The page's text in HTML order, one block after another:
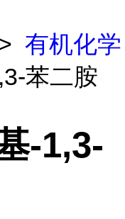
有机化学
苯二胺
-1,3-